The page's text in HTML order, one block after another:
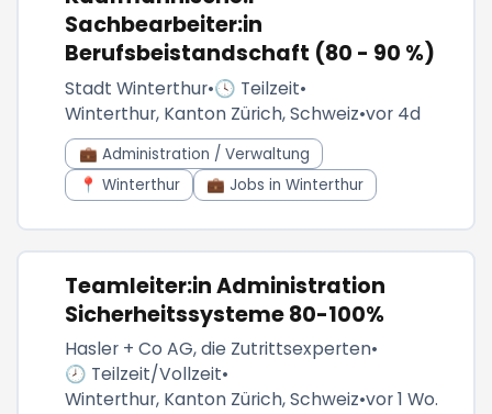
Sachbearbeiter:in
Berufsbeistandschaft (80 - 90 %)
Stadt Winterthur•🕓 Teilzeit•
Winterthur, Kanton Zürich, Schweiz•vor 4d
💼 Administration / Verwaltung
📍 Winterthur
💼 Jobs in Winterthur
Teamleiter:in Administration
Sicherheitssysteme 80-100%
Hasler + Co AG, die Zutrittsexperten•
🕗 Teilzeit/Vollzeit•
Winterthur, Kanton Zürich, Schweiz•vor 1 Wo.